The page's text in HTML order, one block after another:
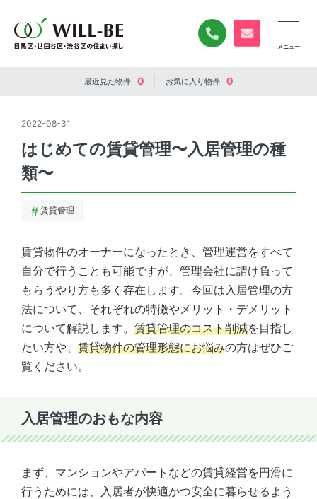
0120-840-834
無料お問い合
最近見た物件 0 お気に入り物件 0
2022-08-31
はじめての賃貸管理〜入居管理の種
類〜
賃貸管理
賃貸物件のオーナーになったとき、管理運営をすべて
自分で行うことも可能ですが、管理会社に請け負って
もらうやり方も多く存在します。今回は入居管理の方
法について、それぞれの特徴やメリット・デメリット
について解説します。 賃貸管理のコスト削減を目指し
たい方や、 賃貸物件の管理形態にお悩みの方はぜひご
覧ください。
入居管理のおもな内容
まず、マンションやアパートなどの賃貸経営を円滑に
行うためには、入居者が快適かつ安全に暮らせるよう